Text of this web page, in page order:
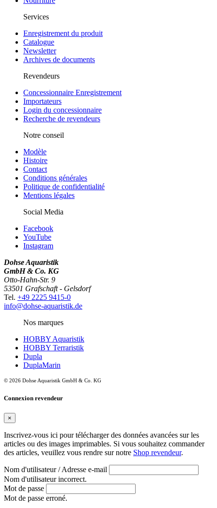
Services
Enregistrement du produit
Catalogue
Newsletter
Archives de documents
Revendeurs
Concessionnaire Enregistrement
Importateurs
Login du concessionnaire
Recherche de revendeurs
Notre conseil
Modèle
Histoire
Contact
Conditions générales
Politique de confidentialité
Mentions légales
Social Media
Facebook
YouTube
Instagram
Dohse Aquaristik
GmbH & Co. KG
Otto-Hahn-Str. 9
53501 Grafschaft - Gelsdorf
Tel. +49 2225 9415-0
info@dohse-aquaristik.de
Nos marques
HOBBY Aquaristik
HOBBY Terraristik
Dupla
DuplaMarin
© 2026 Dohse Aquaristik GmbH & Co. KG
Connexion revendeur
×
Inscrivez-vous ici pour télécharger des données avancées sur les
articles ou des images imprimables. Si vous souhaitez commander
des articles, veuillez vous rendre sur notre Shop revendeur.
Nom d'utilisateur / Adresse e-mail
Nom d'utilisateur incorrect.
Mot de passe
Mot de passe erroné.